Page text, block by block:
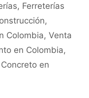
, Ferreterías
,
Colombia, Venta
en Colombia,
en